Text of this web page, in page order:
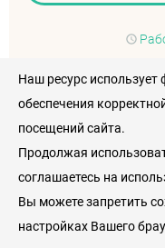
Наш ресурс
обеспечения
посещений сайта.
Продолжая
соглашаетесь на
Вы можете запретить
настройках Вашего